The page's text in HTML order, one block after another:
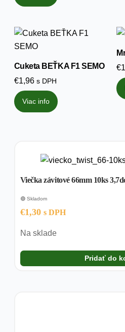
Cuketa BEŤKA F1 SEMO
€1,96 s DPH
Viac info
€
Viečka závitové 66mm 10ks
🟢 Skladom
€1,30 s DPH
Na sklade
Pridať do